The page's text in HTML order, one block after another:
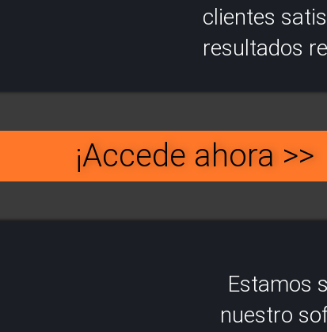
clientes
resultados
¡Accede ahora >>
Estamos
nuestro